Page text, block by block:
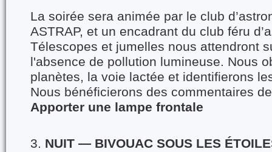
La soirée sera animée par le club
ASTRAP, et un encadrant du club féru
Télescopes et jumelles nous attendront
l'absence de pollution lumineuse. Nous
planètes, la voie lactée et identifierons
Nous bénéficierons des commentaires
Apporter une lampe frontale
3. NUIT — BIVOUAC SOUS LES